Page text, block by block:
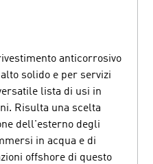
anticorrosivo
solido e per servizi
lista di usi in
Risulta una scelta
dell'esterno degli
in acqua e di
offshore di questo